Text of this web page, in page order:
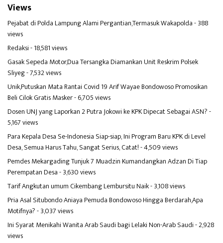
Views
Pejabat di Polda Lampung Alami Pergantian,Termasuk Wakapolda- 388
views
Redaksi- 18,581 views
Gasak Sepeda Motor,Dua Tersangka Diamankan Unit Reskrim Polsek
Sliyeg- 7,532 views
Unik,Putuskan Mata Rantai Covid 19 Arif Wayae Bondowoso Promosikan
Beli Cilok Gratis Masker- 6,705 views
Dosen UNJ yang Laporkan 2 Putra Jokowi ke KPK Dipecat Sebagai ASN?-
5,167 views
Para Kepala Desa Se-Indonesia Siap-siap, Ini Program Baru KPK di Level
Desa, Semua Harus Tahu, Sangat Serius, Catat!- 4,509 views
Pemdes Mekargading Tunjuk 7 Muadzin Kumandangkan Adzan Di Tiap
Perempatan Desa- 3,630 views
Tarif Angkutan umum Cikembang Lembursitu Naik- 3,108 views
Pria Asal Situbondo Aniaya Pemuda Bondowoso Hingga Berdarah,Apa
Motifnya?- 3,037 views
Ini Syarat Menikahi Wanita Arab Saudi bagi Lelaki Non-Arab Saudi- 2,928
views